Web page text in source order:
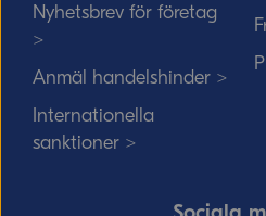
Nyhetsbrev för företag
>
Anmäl handelshinder >
Internationella
sanktioner >